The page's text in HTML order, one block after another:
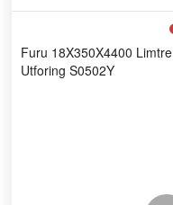
Furu 18X350X4400 Limtre
Utforing S0502Y